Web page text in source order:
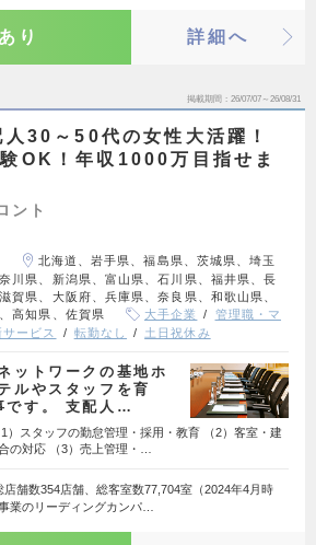
り 詳細へ
掲載期間 26/07/07～26/08/31
30～50代の女性大活躍！
OK！年収1000万目指せま
ント
北海道、岩手県、福島県、茨城県、埼玉
川県、新潟県、富山県、石川県、福井県、長
賀県、大阪府、兵庫県、奈良県、和歌山県、
高知県、佐賀県
大手企業
管理職・マ
ービス 転勤なし 土日祝休み
ットワークの基地ホ
ルやスタッフを育
です。 支配人…
）スタッフの勤怠管理・採用・教育 （2）客室・建
の対応 （3）売上管理・…
店舗数354店舗、総客室数77,704室（2024年4月時
業のリーディングカンパ…